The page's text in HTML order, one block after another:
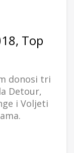
Top
donosi tri
Detour,
i Voljeti